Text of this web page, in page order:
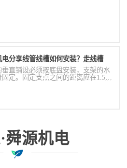
电分享线管线槽如何安装？走线槽
垂直铺设必须按底盘安装，支架的水
定。固定支点之间的距离应在1.5米
舜源机电